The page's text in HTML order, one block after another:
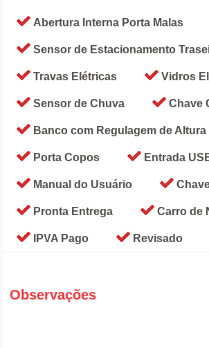
Abertura Interna Porta Malas
Sensor de Estacionamento
Travas Elétricas Vidros
Sensor de Chuva Chave
Banco com Regulagem de Altura
Porta Copos Entrada
Manual do Usuário
Pronta Entrega Carro de
IPVA Pago Revisado
Observações